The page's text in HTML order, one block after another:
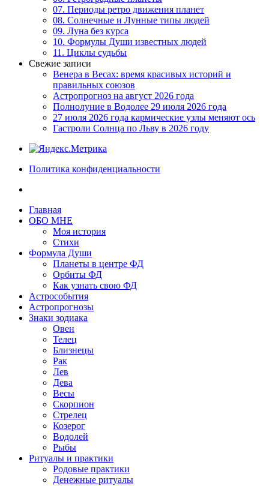
07. Периоды ретро движения планет
08. Солнечные и Лунные типы людей
09. Луна без курса
10. Формулы Души известных людей
11. Циклы судьбы
Свежие записи
Венера в Весах: время красивых историй и
правильных союзов
Астропрогноз на август 2026 года
Полнолуние в Водолее 29 июля 2026 года
27 июля 2026 года кармические узлы меняют ось
Гастроли Солнца по Льву в 2026 году
Политика конфиденциальности
Главная
ОБО МНЕ
Моя история
Стихи
Формула Души
Планеты в центре ФД
Орбиты ФД
Как узнать свою ФД
Астрособытия
Астропрогнозы
Знаки зодиака
Овен
Телец
Близнецы
Рак
Лев
Дева
Весы
Скорпион
Стрелец
Козерог
Водолей
Рыбы
Ритуалы и практики
Родовые практики
Денежные ритуалы